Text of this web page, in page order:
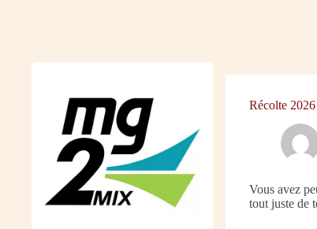
Récolte 2026
Vous avez
tout juste de